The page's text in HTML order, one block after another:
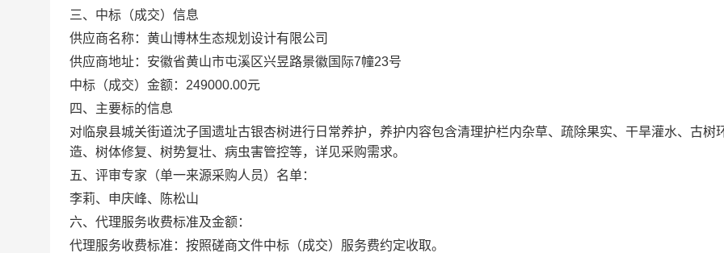
三、中标（成交）信息
供应商名称： 黄山博林生态规划设计有限公司
供应商地址： 安徽省黄山市屯溪区兴昱路景徽国际7幢23号
中标（成交）金额： 249000.00元
四、 主要标的信息
对临泉县城关街道沈子国遗址古银杏树进行日常养护，养护内容包含清理护栏内杂草、疏除果实、干旱灌水、古树
造、树体修复、树势复壮、病虫害管控等，详见采购需求。
五、 评审专家（单一来源采购人员）名单：
李莉、申庆峰、陈松山
六、代理服务收费标准及金额：
代理服务收费标准：按照磋商文件中标（成交）服务费约定收取。